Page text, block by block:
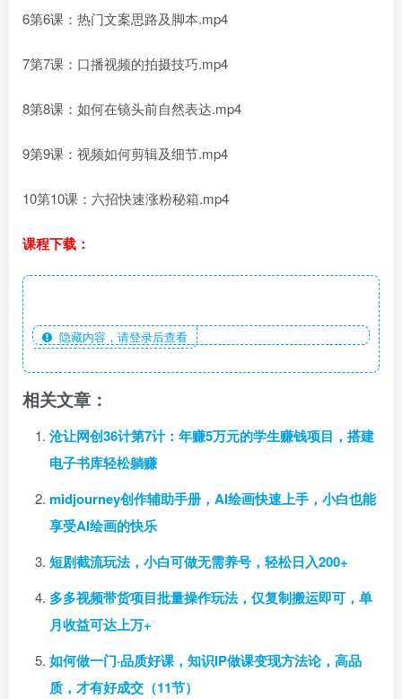
6第6课：热门文案思路及脚本.mp4
7第7课：口播视频的拍摄技巧.mp4
8第8课：如何在镜头前自然表达.mp4
9第9课：视频如何剪辑及细节.mp4
10第10课：六招快速涨粉秘箱.mp4
课程下载：
隐藏内容，请登录后查看
相关文章：
沧让网创36计第7计：年赚5万元的学生赚钱项目，搭建
电子书库轻松躺赚
midjourney创作辅助手册，AI绘画快速上手，小白也能
享受AI绘画的快乐
短剧截流玩法，小白可做无需养号，轻松日入200+
多多视频带货项目批量操作玩法，仅复制搬运即可，单
月收益可达上万+
如何做一门·品质好课，知识IP做课变现方法论，高品
质，才有好成交（11节）